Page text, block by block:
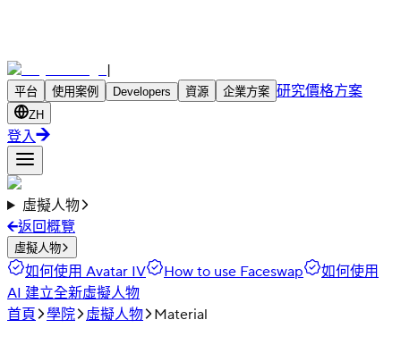
|
平台 使用案例 Developers 資源 企業方案 研究價格方案
ZH
登入
虛擬人物
返回概覽
虛擬人物
如何使用 Avatar IV How to use Faceswap
如何使用
AI 建立全新虛擬人物
首頁
學院 虛擬人物 Material